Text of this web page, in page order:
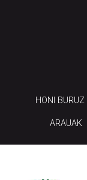
HONI BURUZ
ARAUAK